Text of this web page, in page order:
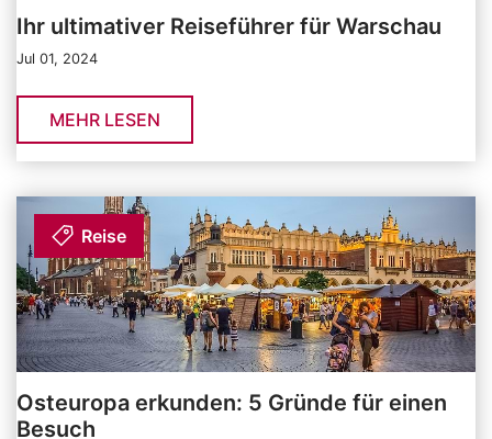
Ihr ultimativer Reiseführer für Warschau
Jul 01, 2024
MEHR LESEN
Reise
Osteuropa erkunden: 5 Gründe für einen
Besuch